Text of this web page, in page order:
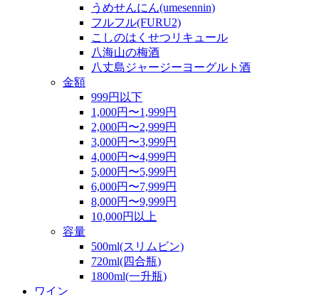
うめせんにん(umesennin)
フルフル(FURU2)
こしのはくせつリキュール
八海山の梅酒
八丈島ジャージーヨーグルト酒
金額
999円以下
1,000円〜1,999円
2,000円〜2,999円
3,000円〜3,999円
4,000円〜4,999円
5,000円〜5,999円
6,000円〜7,999円
8,000円〜9,999円
10,000円以上
容量
500ml(スリムビン)
720ml(四合瓶)
1800ml(一升瓶)
ワイン